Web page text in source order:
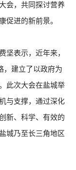
会，共同探讨营养
促进的新前景。
坚表示，近年来，
，建立了以政府为
此次大会在盐城举
与支撑，通过深化
新、科学、有效的
城乃至长三角地区